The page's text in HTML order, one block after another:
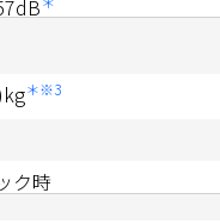
＊※3
ク時